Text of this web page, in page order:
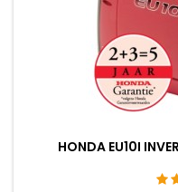
HONDA EU10I